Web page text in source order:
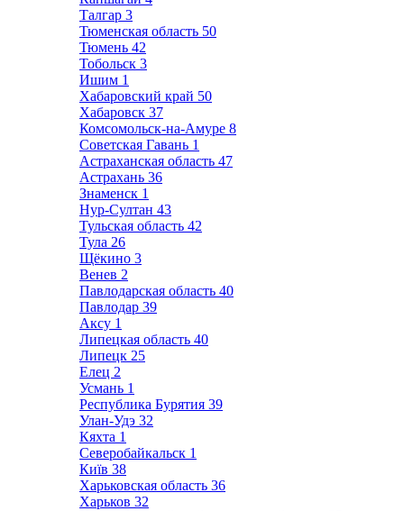
Талгар 3
Тюменская область 50
Тюмень 42
Тобольск 3
Ишим 1
Хабаровский край 50
Хабаровск 37
Комсомольск-на-Амуре 8
Советская Гавань 1
Астраханская область 47
Астрахань 36
Знаменск 1
Нур-Султан 43
Тульская область 42
Тула 26
Щёкино 3
Венев 2
Павлодарская область 40
Павлодар 39
Аксу 1
Липецкая область 40
Липецк 25
Елец 2
Усмань 1
Республика Бурятия 39
Улан-Удэ 32
Кяхта 1
Северобайкальск 1
Київ 38
Харьковская область 36
Харьков 32